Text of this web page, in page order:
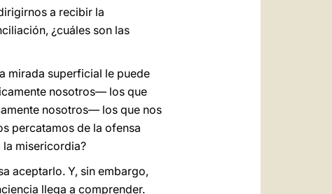
a recibir la
¿cuáles son las
mirada superficial le puede
nosotros— los que
nosotros— los que nos
percatamos de la ofensa
la misericordia?
aceptarlo. Y, sin embargo,
llega a comprender.